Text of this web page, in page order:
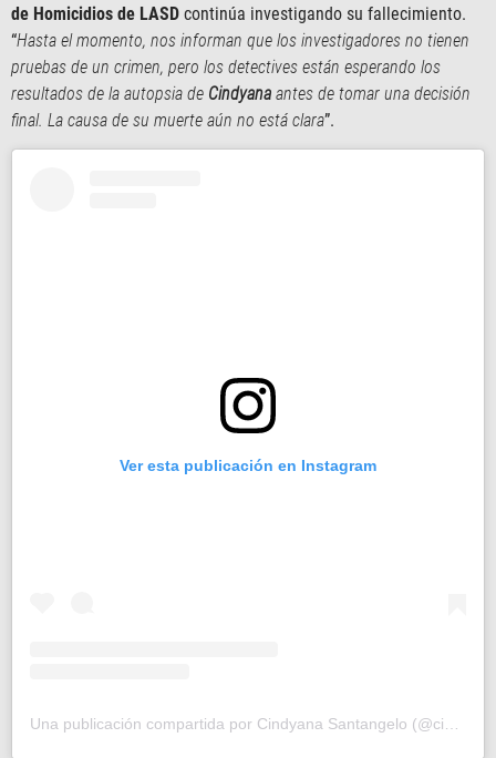
de Homicidios de LASD continúa investigando su fallecimiento.
“Hasta el momento, nos informan que los investigadores no tienen
pruebas de un crimen, pero los detectives están esperando los
resultados de la autopsia de Cindyana antes de tomar una decisión
final. La causa de su muerte aún no está clara”.
Ver esta publicación en Instagram